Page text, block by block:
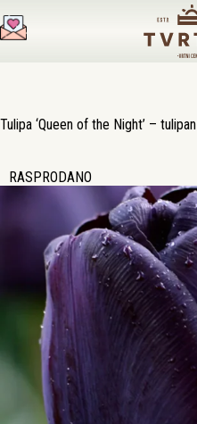
na
sadržaj
Tulipa ‘Queen of the Night’ – tulipan
RASPRODANO